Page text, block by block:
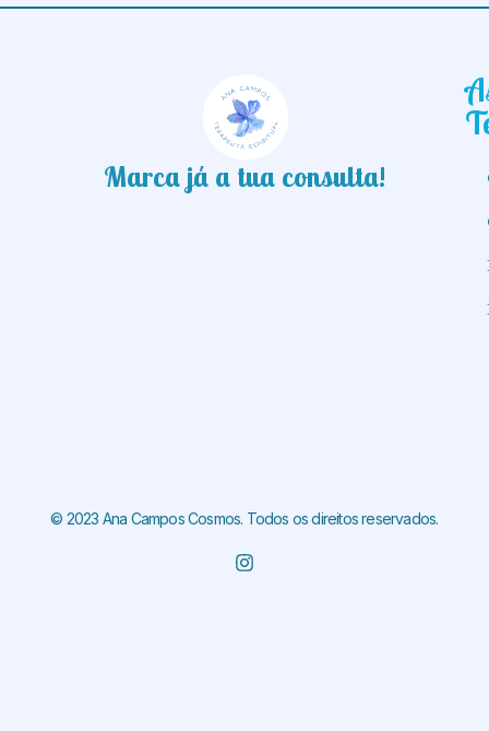
Marca já a tua consulta!
© 2023 Ana Campos Cosmos. Todos os direitos reservados.